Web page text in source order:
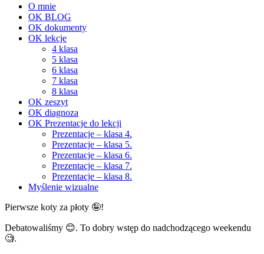
O mnie
OK BLOG
OK dokumenty
OK lekcje
4 klasa
5 klasa
6 klasa
7 klasa
8 klasa
OK zeszyt
OK diagnoza
OK Prezentacje do lekcji
Prezentacje – klasa 4.
Prezentacje – klasa 5.
Prezentacje – klasa 6.
Prezentacje – klasa 7.
Prezentacje – klasa 8.
Myślenie wizualne
Pierwsze koty za płoty 🤪!
Debatowaliśmy 😊. To dobry wstęp do nadchodzącego weekendu
🧐.